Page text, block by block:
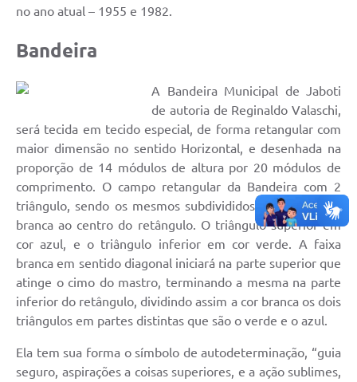
no ano atual – 1955 e 1982.
Bandeira
A Bandeira Municipal de Jaboti
de autoria de Reginaldo Valaschi,
será tecida em tecido especial, de forma retangular com
maior dimensão no sentido Horizontal, e desenhada na
proporção de 14 módulos de altura por 20 módulos de
comprimento. O campo retangular da Bandeira com 2
triângulo, sendo os mesmos subdivididos por uma faixa
branca ao centro do retângulo. O triângulo superior em
cor azul, e o triângulo inferior em cor verde. A faixa
branca em sentido diagonal iniciará na parte superior que
atinge o cimo do mastro, terminando a mesma na parte
inferior do retângulo, dividindo assim a cor branca os dois
triângulos em partes distintas que são o verde e o azul.
Ela tem sua forma o símbolo de autodeterminação, “guia
seguro, aspirações a coisas superiores, e a ação sublimes,